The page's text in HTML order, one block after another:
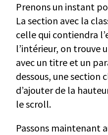
Prenons un instant
La section avec la
celle qui contiendra
l’intérieur, on trouve
avec un titre et un
dessous, une section
d’ajouter de la
le scroll.
Passons maintenant